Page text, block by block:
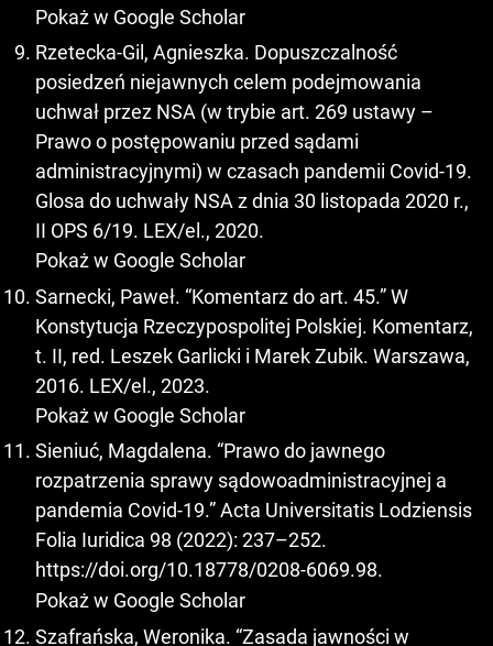
Pokaż w Google Scholar
Rzetecka-Gil, Agnieszka. Dopuszczalność
posiedzeń niejawnych celem podejmowania
uchwał przez NSA (w trybie art. 269 ustawy –
Prawo o postępowaniu przed sądami
administracyjnymi) w czasach pandemii Covid-19.
Glosa do uchwały NSA z dnia 30 listopada 2020 r.,
II OPS 6/19. LEX/el., 2020.
Pokaż w Google Scholar
Sarnecki, Paweł. “Komentarz do art. 45.” W
Konstytucja Rzeczypospolitej Polskiej. Komentarz,
t. II, red. Leszek Garlicki i Marek Zubik. Warszawa,
2016. LEX/el., 2023.
Pokaż w Google Scholar
Sieniuć, Magdalena. “Prawo do jawnego
rozpatrzenia sprawy sądowoadministracyjnej a
pandemia Covid-19.” Acta Universitatis Lodziensis
Folia Iuridica 98 (2022): 237–252.
https://doi.org/10.18778/0208-6069.98.
Pokaż w Google Scholar
Szafrańska, Weronika. “Zasada jawności w